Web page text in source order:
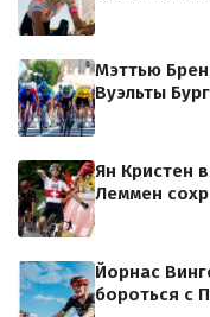
Мэттью
Вуэльты
Ян Кристен
Леммен
Йорнас
бороться с